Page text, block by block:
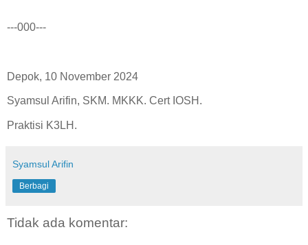
---000---
Depok, 10 November 2024
Syamsul Arifin, SKM. MKKK. Cert IOSH.
Praktisi K3LH.
Syamsul Arifin
Berbagi
Tidak ada komentar: